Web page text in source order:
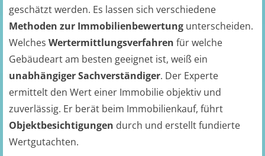
geschätzt werden. Es lassen sich verschiedene
Methoden zur Immobilienbewertung unterscheiden.
Welches Wertermittlungsverfahren für welche
Gebäudeart am besten geeignet ist, weiß ein
unabhängiger Sachverständiger. Der Experte
ermittelt den Wert einer Immobilie objektiv und
zuverlässig. Er berät beim Immobilienkauf, führt
Objektbesichtigungen durch und erstellt fundierte
Wertgutachten.